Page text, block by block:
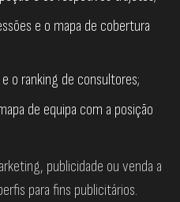
e o mapa de cobertura
o ranking de consultores;
de equipa com a posição
publicidade ou venda a
para fins publicitários.